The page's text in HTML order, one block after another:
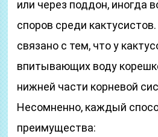
или через поддон, иногда
споров среди
связано с тем, что у
впитывающих воду
нижней части корневой
Несомненно, каждый
преимущества: